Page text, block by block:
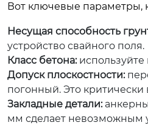
Вот ключевые параметры,
Несущая способность
устройство свайного поля.
Класс бетона:используйте
Допуск плоскостности:
погонный. Это
Закладные детали:
мм сделает невозможным